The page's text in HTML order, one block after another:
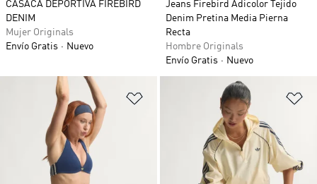
CASACA DEPORTIVA FIREBIRD
DENIM
Mujer Originals
Envío Gratis
Nuevo
Jeans Firebird Adicolor Tejido
Denim Pretina Media Pierna
Recta
Hombre Originals
Envío Gratis
Nuevo
Añadir a la lista de deseos